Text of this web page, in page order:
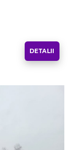
DETALII